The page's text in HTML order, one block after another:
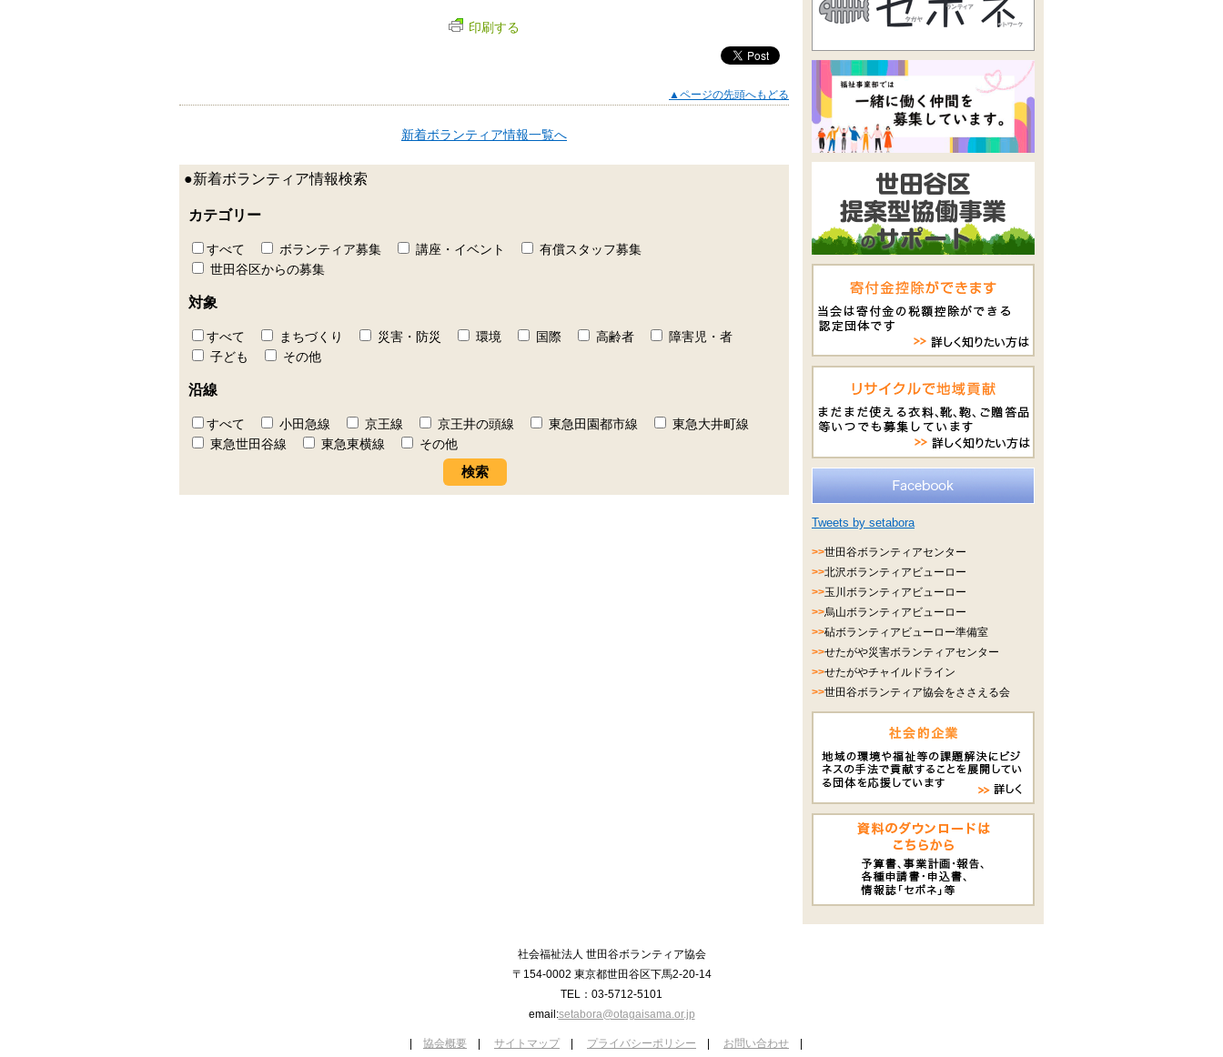
印刷する
▲ページの先頭へもどる
新着ボランティア情報一覧へ
●新着ボランティア情報検索
カテゴリー
すべて ボランティア募集 講座・イベント
有償スタッフ募集
世田谷区からの募集
対象
すべて まちづくり 災害・防災 環境 国際 高齢者
障害児・者
子ども
その他
沿線
すべて 小田急線 京王線 京王井の頭線 東急田園都市線
東急大井町線
東急世田谷線
東急東横線 その他
Tweets by setabora
>>世田谷ボランティアセンター
>>北沢ボランティアビューロー
>>玉川ボランティアビューロー
>>烏山ボランティアビューロー
>>砧ボランティアビューロー準備室
>>せたがや災害ボランティアセンター
>>せたがやチャイルドライン
>>世田谷ボランティア協会をささえる会
社会福祉法人 世田谷ボランティア協会
〒154-0002 東京都世田谷区下馬2-20-14
TEL：03-5712-5101
email:setabora@otagaisama.or.jp
協会概要 サイトマップ プライバシーポリシー お問い合わせ